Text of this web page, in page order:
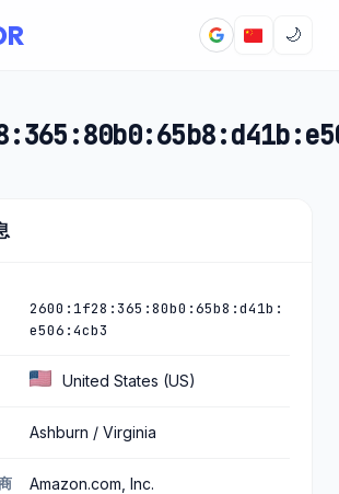
🌙
2600:1f28:365:80b0:65b8:d41b:
e506:4cb3
United States (US)
Ashburn / Virginia
Amazon.com, Inc.